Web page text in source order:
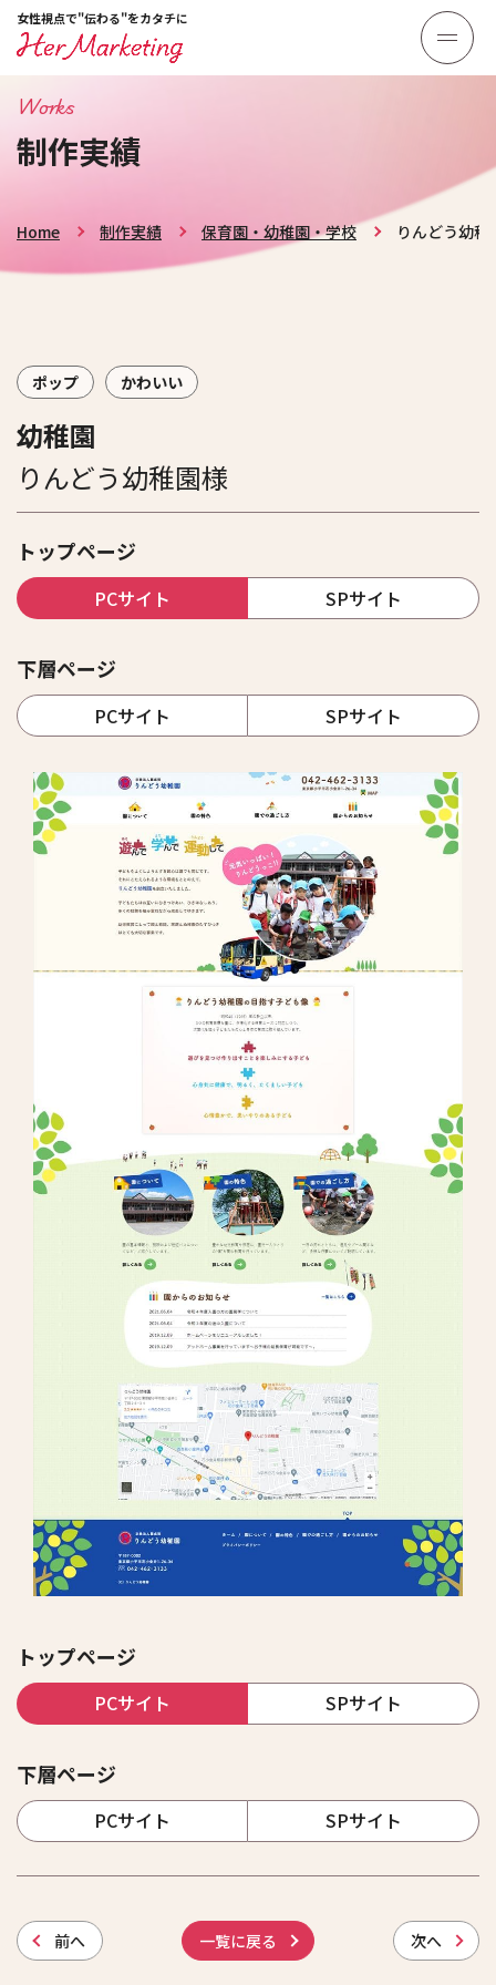
女性視点で"伝わる"をカタチに
Works
制作実績
Home 制作実績 保育園・幼稚園・学校 りんどう幼稚
ポップ かわいい
幼稚園
りんどう幼稚園様
トップページ
PCサイト SPサイト
下層ページ
PCサイト SPサイト
トップページ
PCサイト SPサイト
下層ページ
PCサイト SPサイト
前へ 一覧に戻る 次へ